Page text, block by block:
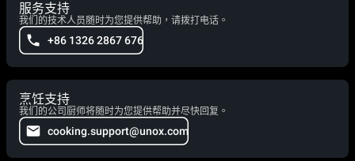
服务支持
我们的技术人员随时为您提供帮助，请拨打电话。
+86 1326 2867 676
烹饪支持
我们的公司厨师将随时为您提供帮助并尽快回复。
cooking.support@unox.com